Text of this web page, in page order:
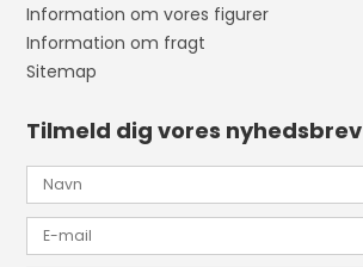
Information om vores figurer
Information om fragt
Sitemap
Tilmeld dig vores nyhedsbrev